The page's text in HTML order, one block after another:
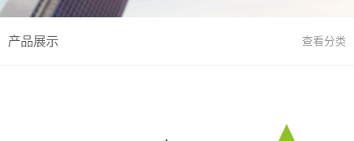
产品展示 查看分类